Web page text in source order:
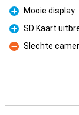
Prós
Mooie display
Prós
SD Kaart
Contras
Slechte